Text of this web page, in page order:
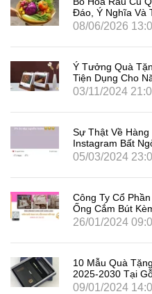
Đáo, Ý Nghĩa Và
08/06/2026
Ý Tưởng Quà
Tiện Dụng Cho
03/11/2024
Sự Thật Về Hàng
Instagram Bất
Đăng Xuất Người
05/03/2024
Công Ty Cổ
Ống Cắm Bút
8/3
26/01/2024
10 Mẫu Quà
2025-2030 Tại
09/01/2024